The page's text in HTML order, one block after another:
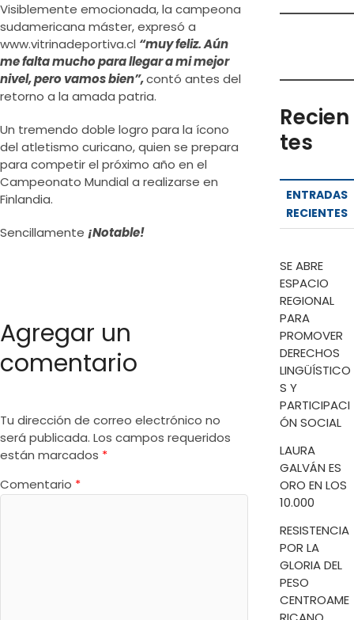
Visiblemente emocionada, la campeona
sudamericana máster, expresó a
www.vitrinadeportiva.cl “muy feliz. Aún
me falta mucho para llegar a mi mejor
nivel, pero vamos bien”,contó antes del
retorno a la amada patria.
Un tremendo doble logro para la ícono
del atletismo curicano, quien se prepara
para competir el próximo año en el
Campeonato Mundial a realizarse en
Finlandia.
Sencillamente ¡Notable!
Agregar un
comentario
Tu dirección de correo electrónico no
será publicada. Los campos requeridos
están marcados *
Comentario *
Recien
tes
ENTRADAS
RECIENTES
SE ABRE
ESPACIO
REGIONAL
PARA
PROMOVER
DERECHOS
LINGÜÍSTICO
S Y
PARTICIPACI
ÓN SOCIAL
LAURA
GALVÁN ES
ORO EN LOS
10.000
RESISTENCIA
POR LA
GLORIA DEL
PESO
CENTROAME